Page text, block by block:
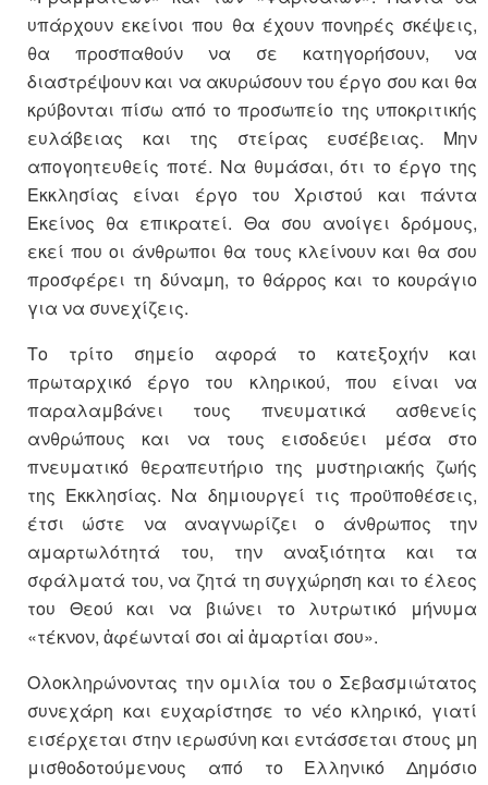
υπάρχουν εκείνοι που θα έχουν πονηρές σκέψεις,
θα προσπαθούν να σε κατηγορήσουν, να
διαστρέψουν και να ακυρώσουν του έργο σου και θα
κρύβονται πίσω από το προσωπείο της υποκριτικής
ευλάβειας και της στείρας ευσέβειας. Μην
απογοητευθείς ποτέ. Να θυμάσαι, ότι το έργο της
Εκκλησίας είναι έργο του Χριστού και πάντα
Εκείνος θα επικρατεί. Θα σου ανοίγει δρόμους,
εκεί που οι άνθρωποι θα τους κλείνουν και θα σου
προσφέρει τη δύναμη, το θάρρος και το κουράγιο
για να συνεχίζεις.
Το τρίτο σημείο αφορά το κατεξοχήν και
πρωταρχικό έργο του κληρικού, που είναι να
παραλαμβάνει τους πνευματικά ασθενείς
ανθρώπους και να τους εισοδεύει μέσα στο
πνευματικό θεραπευτήριο της μυστηριακής ζωής
της Εκκλησίας. Να δημιουργεί τις προϋποθέσεις,
έτσι ώστε να αναγνωρίζει ο άνθρωπος την
αμαρτωλότητά του, την αναξιότητα και τα
σφάλματά του, να ζητά τη συγχώρηση και το έλεος
του Θεού και να βιώνει το λυτρωτικό μήνυμα
«τέκνον, ἀφέωνταί σοι αἱ ἁμαρτίαι σου».
Ολοκληρώνοντας την ομιλία του ο Σεβασμιώτατος
συνεχάρη και ευχαρίστησε το νέο κληρικό, γιατί
εισέρχεται στην ιερωσύνη και εντάσσεται στους μη
μισθοδοτούμενους από το Ελληνικό Δημόσιο